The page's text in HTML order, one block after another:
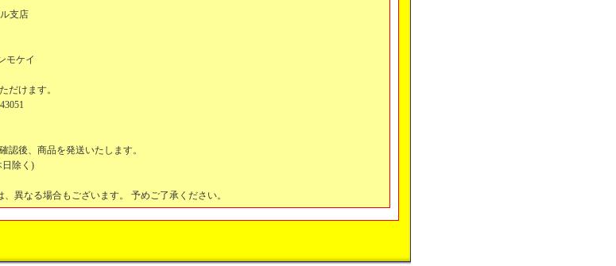
支店
モケイ
だけます。
認後、商品を発送いたします。
除く)
異なる場合もございます。 予めご了承ください。